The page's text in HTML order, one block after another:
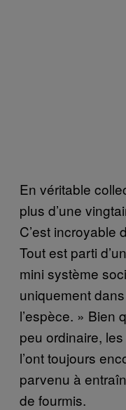
En véritable
plus d’une
C’est incroyable
Tout est parti
mini système
uniquement
l’espèce. » Bien
peu ordinaire,
l’ont toujours
parvenu à
de fourmis.